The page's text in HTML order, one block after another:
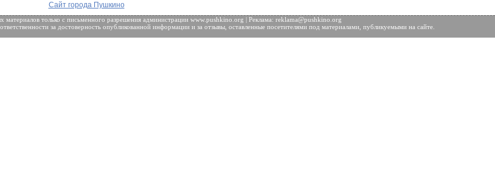
Сайт города Пушкино
только с письменного разрешения администрации www.pushkino.org | Реклама: reklama@pushkino.org
за достоверность опубликованной информации и за отзывы, оставленные посетителями под материалами, публикуемыми на сайте.